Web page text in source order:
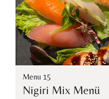
Menu 15
Nigiri Mix Menü